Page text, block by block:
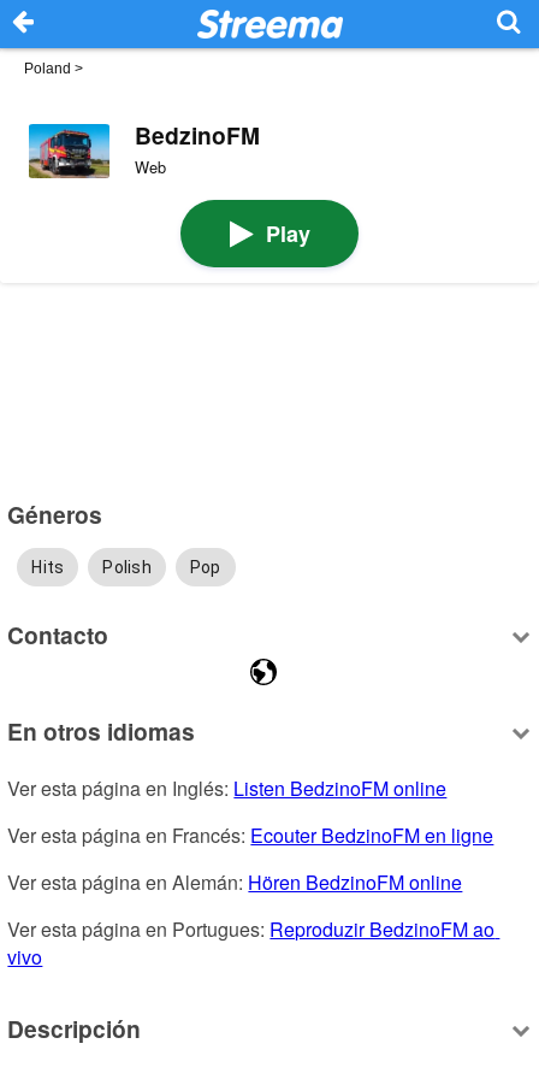
Poland >
BedzinoFM
Web
Play
Géneros
Hits Polish Pop
Contacto
En otros idiomas
Ver esta página en Inglés: Listen BedzinoFM online
Ver esta página en Francés: Ecouter BedzinoFM en ligne
Ver esta página en Alemán: Hören BedzinoFM online
Ver esta página en Portugues: Reproduzir BedzinoFM ao
vivo
Descripción